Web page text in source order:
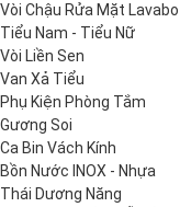
Vòi Chậu Rửa Mặt Lavabo
Tiểu Nam - Tiểu Nữ
Vòi Liền Sen
Van Xả Tiểu
Phụ Kiện Phòng Tắm
Gương Soi
Ca Bin Vách Kính
Bồn Nước INOX - Nhựa
Thái Dương Năng